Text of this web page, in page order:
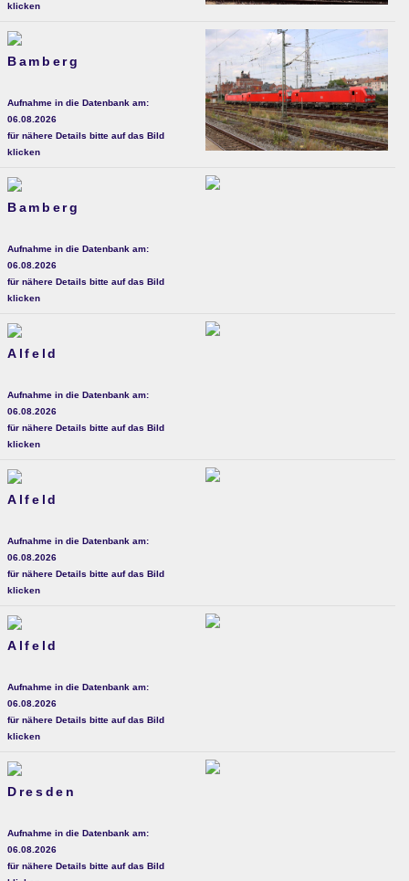
klicken
Bamberg
Aufnahme in die Datenbank am:
06.08.2026
für nähere Details bitte auf das Bild
klicken
Bamberg
Aufnahme in die Datenbank am:
06.08.2026
für nähere Details bitte auf das Bild
klicken
Alfeld
Aufnahme in die Datenbank am:
06.08.2026
für nähere Details bitte auf das Bild
klicken
Alfeld
Aufnahme in die Datenbank am:
06.08.2026
für nähere Details bitte auf das Bild
klicken
Alfeld
Aufnahme in die Datenbank am:
06.08.2026
für nähere Details bitte auf das Bild
klicken
Dresden
Aufnahme in die Datenbank am:
06.08.2026
für nähere Details bitte auf das Bild